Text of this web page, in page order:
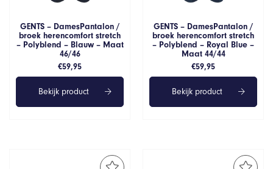
GENTS – DamesPantalon /
broek herencomfort stretch
– Polyblend – Blauw – Maat
46/46
€59,95
Bekijk product
GENTS – DamesPantalon /
broek herencomfort stretch
– Polyblend – Royal Blue –
Maat 44/44
€59,95
Bekijk product